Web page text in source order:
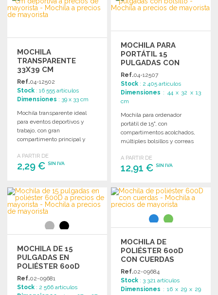
Solicitar un presupuesto Solicitar un presupuesto
MOCHILA
TRANSPARENTE
33X39 CM
DEPORTIVA
Ref.04-12502
Stock : 16 555 artículos
Dimensiones : 39 x 33 cm
Mochila transparente ideal
para eventos deportivos y
trabajo, con gran
compartimento principal y
Dimensiones: 33 x 39 cm.
A PARTIR DE
2,29 € SIN IVA
PEDIR
Solicitar un presupuesto
MOCHILA PARA
PORTÁTIL 15
PULGADAS CON
BOLSILLO
Ref.04-12507
Stock : 2 405 artículos
Dimensiones : 44 x 32 x 13
cm
Mochila para ordenador
portátil de 15", con
compartimentos acolchados,
múltiples bolsillos y correas
44 x 13 cm.
A PARTIR DE
12,91 €SIN IVA
PEDIR
Solicitar un presupuesto
MOCHILA DE 15
PULGADAS EN
POLIÉSTER 600D
Ref.02-09681
Stock : 2 566 artículos
MOCHILA DE
POLIÉSTER 600D
CON CUERDAS
Ref.02-09684
Stock : 3 321 artículos
Dimensiones : 16 x 29 x 29